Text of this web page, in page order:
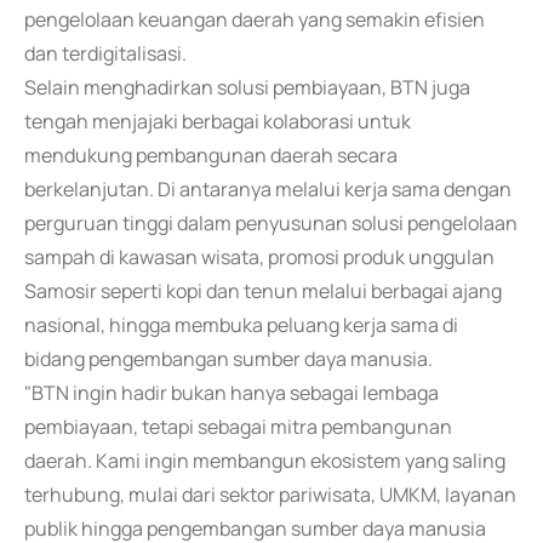
pengelolaan keuangan daerah yang semakin efisien
dan terdigitalisasi.
Selain menghadirkan solusi pembiayaan, BTN juga
tengah menjajaki berbagai kolaborasi untuk
mendukung pembangunan daerah secara
berkelanjutan. Di antaranya melalui kerja sama dengan
perguruan tinggi dalam penyusunan solusi pengelolaan
sampah di kawasan wisata, promosi produk unggulan
Samosir seperti kopi dan tenun melalui berbagai ajang
nasional, hingga membuka peluang kerja sama di
bidang pengembangan sumber daya manusia.
"BTN ingin hadir bukan hanya sebagai lembaga
pembiayaan, tetapi sebagai mitra pembangunan
daerah. Kami ingin membangun ekosistem yang saling
terhubung, mulai dari sektor pariwisata, UMKM, layanan
publik hingga pengembangan sumber daya manusia